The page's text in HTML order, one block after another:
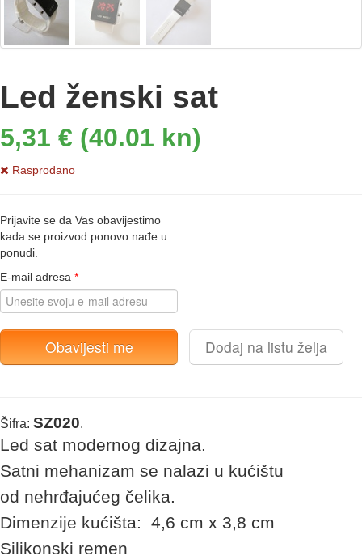
Led ženski sat
5,31 € (40.01 kn)
Rasprodano
Prijavite se da Vas obavijestimo
kada se proizvod ponovo nađe u
ponudi.
E-mail adresa *
Obavijesti me Dodaj na listu želja
Šifra: SZ020.
Led sat modernog dizajna.
Satni mehanizam se nalazi u kućištu
od nehrđajućeg čelika.
Dimenzije kućišta: 4,6 cm x 3,8 cm
Silikonski remen